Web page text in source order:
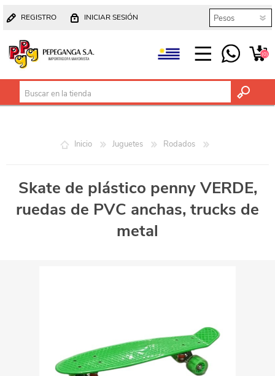
REGISTRO INICIAR SESIÓN
(0)
Inicio Juguetes Rodados
Skate de plástico penny VERDE,
ruedas de PVC anchas, trucks de
metal